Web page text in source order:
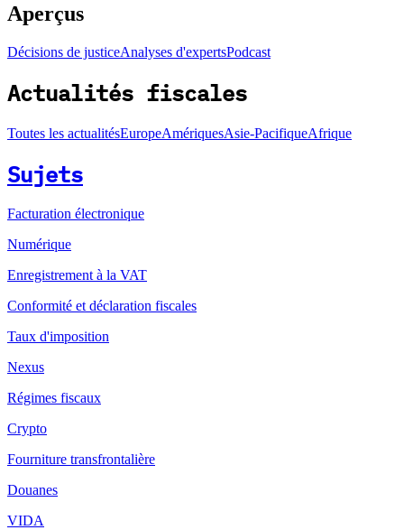
Aperçus
Décisions de justiceAnalyses d'expertsPodcast
Actualités fiscales
Toutes les actualitésEuropeAmériquesAsie-PacifiqueAfrique
Sujets
Facturation électronique
Numérique
Enregistrement à la VAT
Conformité et déclaration fiscales
Taux d'imposition
Nexus
Régimes fiscaux
Crypto
Fourniture transfrontalière
Douanes
VIDA